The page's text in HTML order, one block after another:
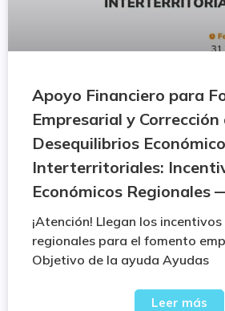
Apoyo Financiero para
Empresarial y Corrección
Desequilibrios
Interterritoriales:
Económicos Regionales
¡Atención! Llegan los
regionales para el fomento
Objetivo de la ayuda Ayudas
Leer más